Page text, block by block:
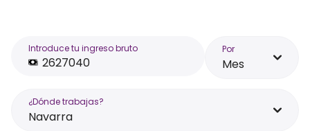
Introduce tu ingreso bruto Por
Mes
¿Dónde trabajas?
Navarra